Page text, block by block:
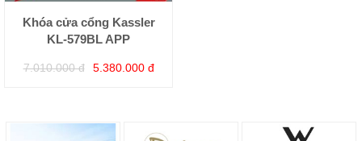
Khóa cửa cổng Kassler
KL-579BL APP
7.010.000 đ 5.380.000 đ